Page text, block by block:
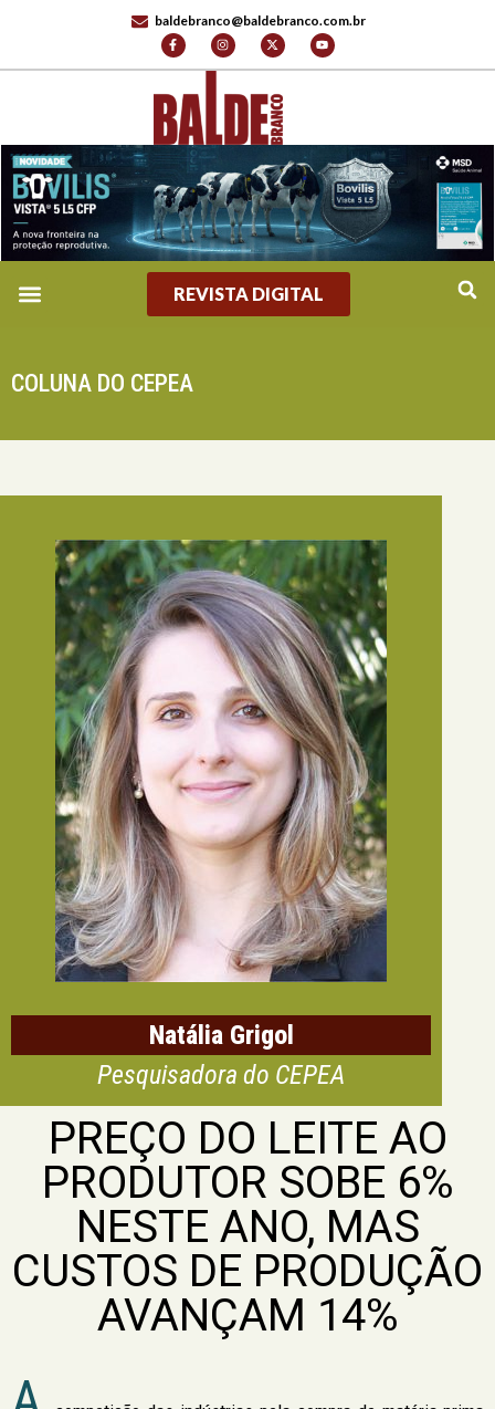
baldebranco@baldebranco.com.br
REVISTA DIGITAL
COLUNA DO CEPEA
Natália Grigol
Pesquisadora do CEPEA
PREÇO DO LEITE AO
PRODUTOR SOBE 6%
NESTE ANO, MAS
CUSTOS DE PRODUÇÃO
AVANÇAM 14%